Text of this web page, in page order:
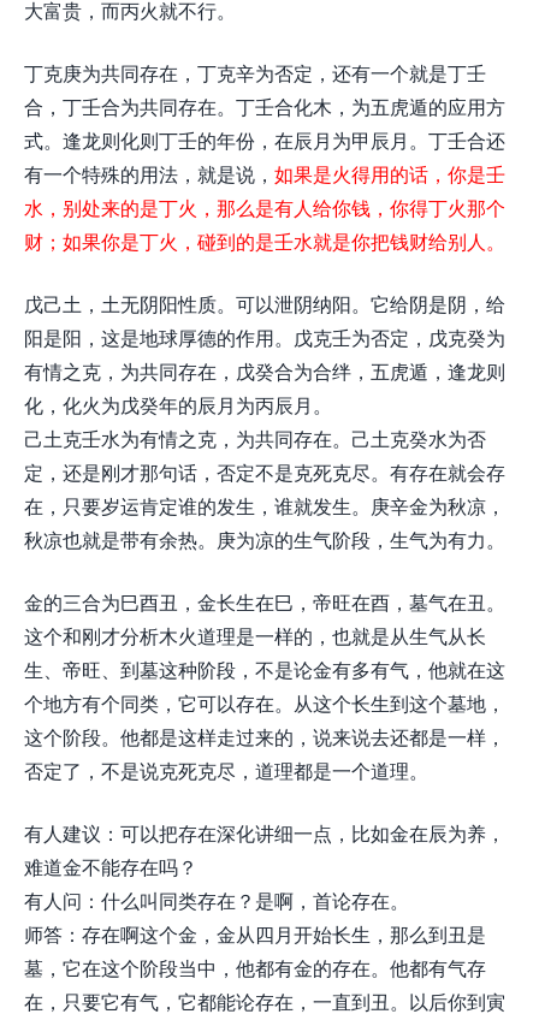
大富贵，而丙火就不行。
丁克庚为共同存在，丁克辛为否定，还有一个就是丁壬
合，丁壬合为共同存在。丁壬合化木，为五虎遁的应用方
式。逢龙则化则丁壬的年份，在辰月为甲辰月。丁壬合还
有一个特殊的用法，就是说， 如果是火得用的话，你是壬
水，别处来的是丁火，那么是有人给你钱，你得丁火那个
财；如果你是丁火，碰到的是壬水就是你把钱财给别人。
戊己土，土无阴阳性质。可以泄阴纳阳。它给阴是阴，给
阳是阳，这是地球厚德的作用。戊克壬为否定，戊克癸为
有情之克，为共同存在，戊癸合为合绊，五虎遁，逢龙则
化，化火为戊癸年的辰月为丙辰月。
己土克壬水为有情之克，为共同存在。己土克癸水为否
定，还是刚才那句话，否定不是克死克尽。有存在就会存
在，只要岁运肯定谁的发生，谁就发生。庚辛金为秋凉，
秋凉也就是带有余热。庚为凉的生气阶段，生气为有力。
金的三合为巳酉丑，金长生在巳，帝旺在酉，墓气在丑。
这个和刚才分析木火道理是一样的，也就是从生气从长
生、帝旺、到墓这种阶段，不是论金有多有气，他就在这
个地方有个同类，它可以存在。从这个长生到这个墓地，
这个阶段。他都是这样走过来的，说来说去还都是一样，
否定了，不是说克死克尽，道理都是一个道理。
有人建议：可以把存在深化讲细一点，比如金在辰为养，
难道金不能存在吗？
有人问：什么叫同类存在？是啊，首论存在。
师答：存在啊这个金，金从四月开始长生，那么到丑是
墓，它在这个阶段当中，他都有金的存在。他都有气存
在，只要它有气，它都能论存在，一直到丑。以后你到寅